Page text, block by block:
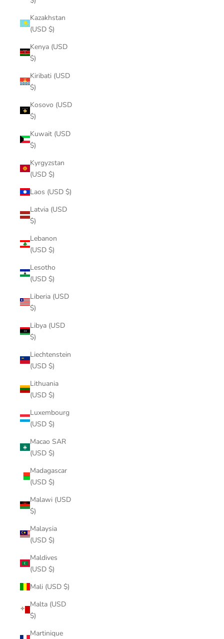
Kazakhstan
(USD $)
Kenya (USD
$)
Kiribati (USD
$)
Kosovo (USD
$)
Kuwait (USD
$)
Kyrgyzstan
(USD $)
Laos (USD $)
Latvia (USD
$)
Lebanon
(USD $)
Lesotho
(USD $)
Liberia (USD
$)
Libya (USD
$)
Liechtenstein
(USD $)
Lithuania
(USD $)
Luxembourg
(USD $)
Macao SAR
(USD $)
Madagascar
(USD $)
Malawi (USD
$)
Malaysia
(USD $)
Maldives
(USD $)
Mali (USD $)
Malta (USD
$)
Martinique